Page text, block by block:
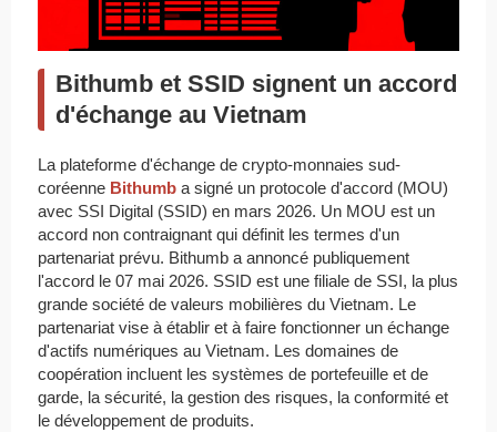
Bithumb et SSID signent un accord
d'échange au Vietnam
La plateforme d'échange de crypto-monnaies sud-
coréenne Bithumb a signé un protocole d'accord (MOU)
avec SSI Digital (SSID) en mars 2026. Un MOU est un
accord non contraignant qui définit les termes d'un
partenariat prévu. Bithumb a annoncé publiquement
l'accord le 07 mai 2026. SSID est une filiale de SSI, la plus
grande société de valeurs mobilières du Vietnam. Le
partenariat vise à établir et à faire fonctionner un échange
d'actifs numériques au Vietnam. Les domaines de
coopération incluent les systèmes de portefeuille et de
garde, la sécurité, la gestion des risques, la conformité et
le développement de produits.